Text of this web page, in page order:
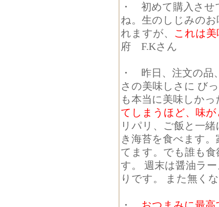
・ 初めて購入させ
ね。生のしじみの
れますが、
これは
府 F.Kさん
・ 昨日、注文の品
さの美味しさに び
も本当に美味しか
てしまうほど、味
リパリ、ご飯と一
き海苔を食べます
てます。でも誰も
す。 週末は醤油ラ
りです。 また無く